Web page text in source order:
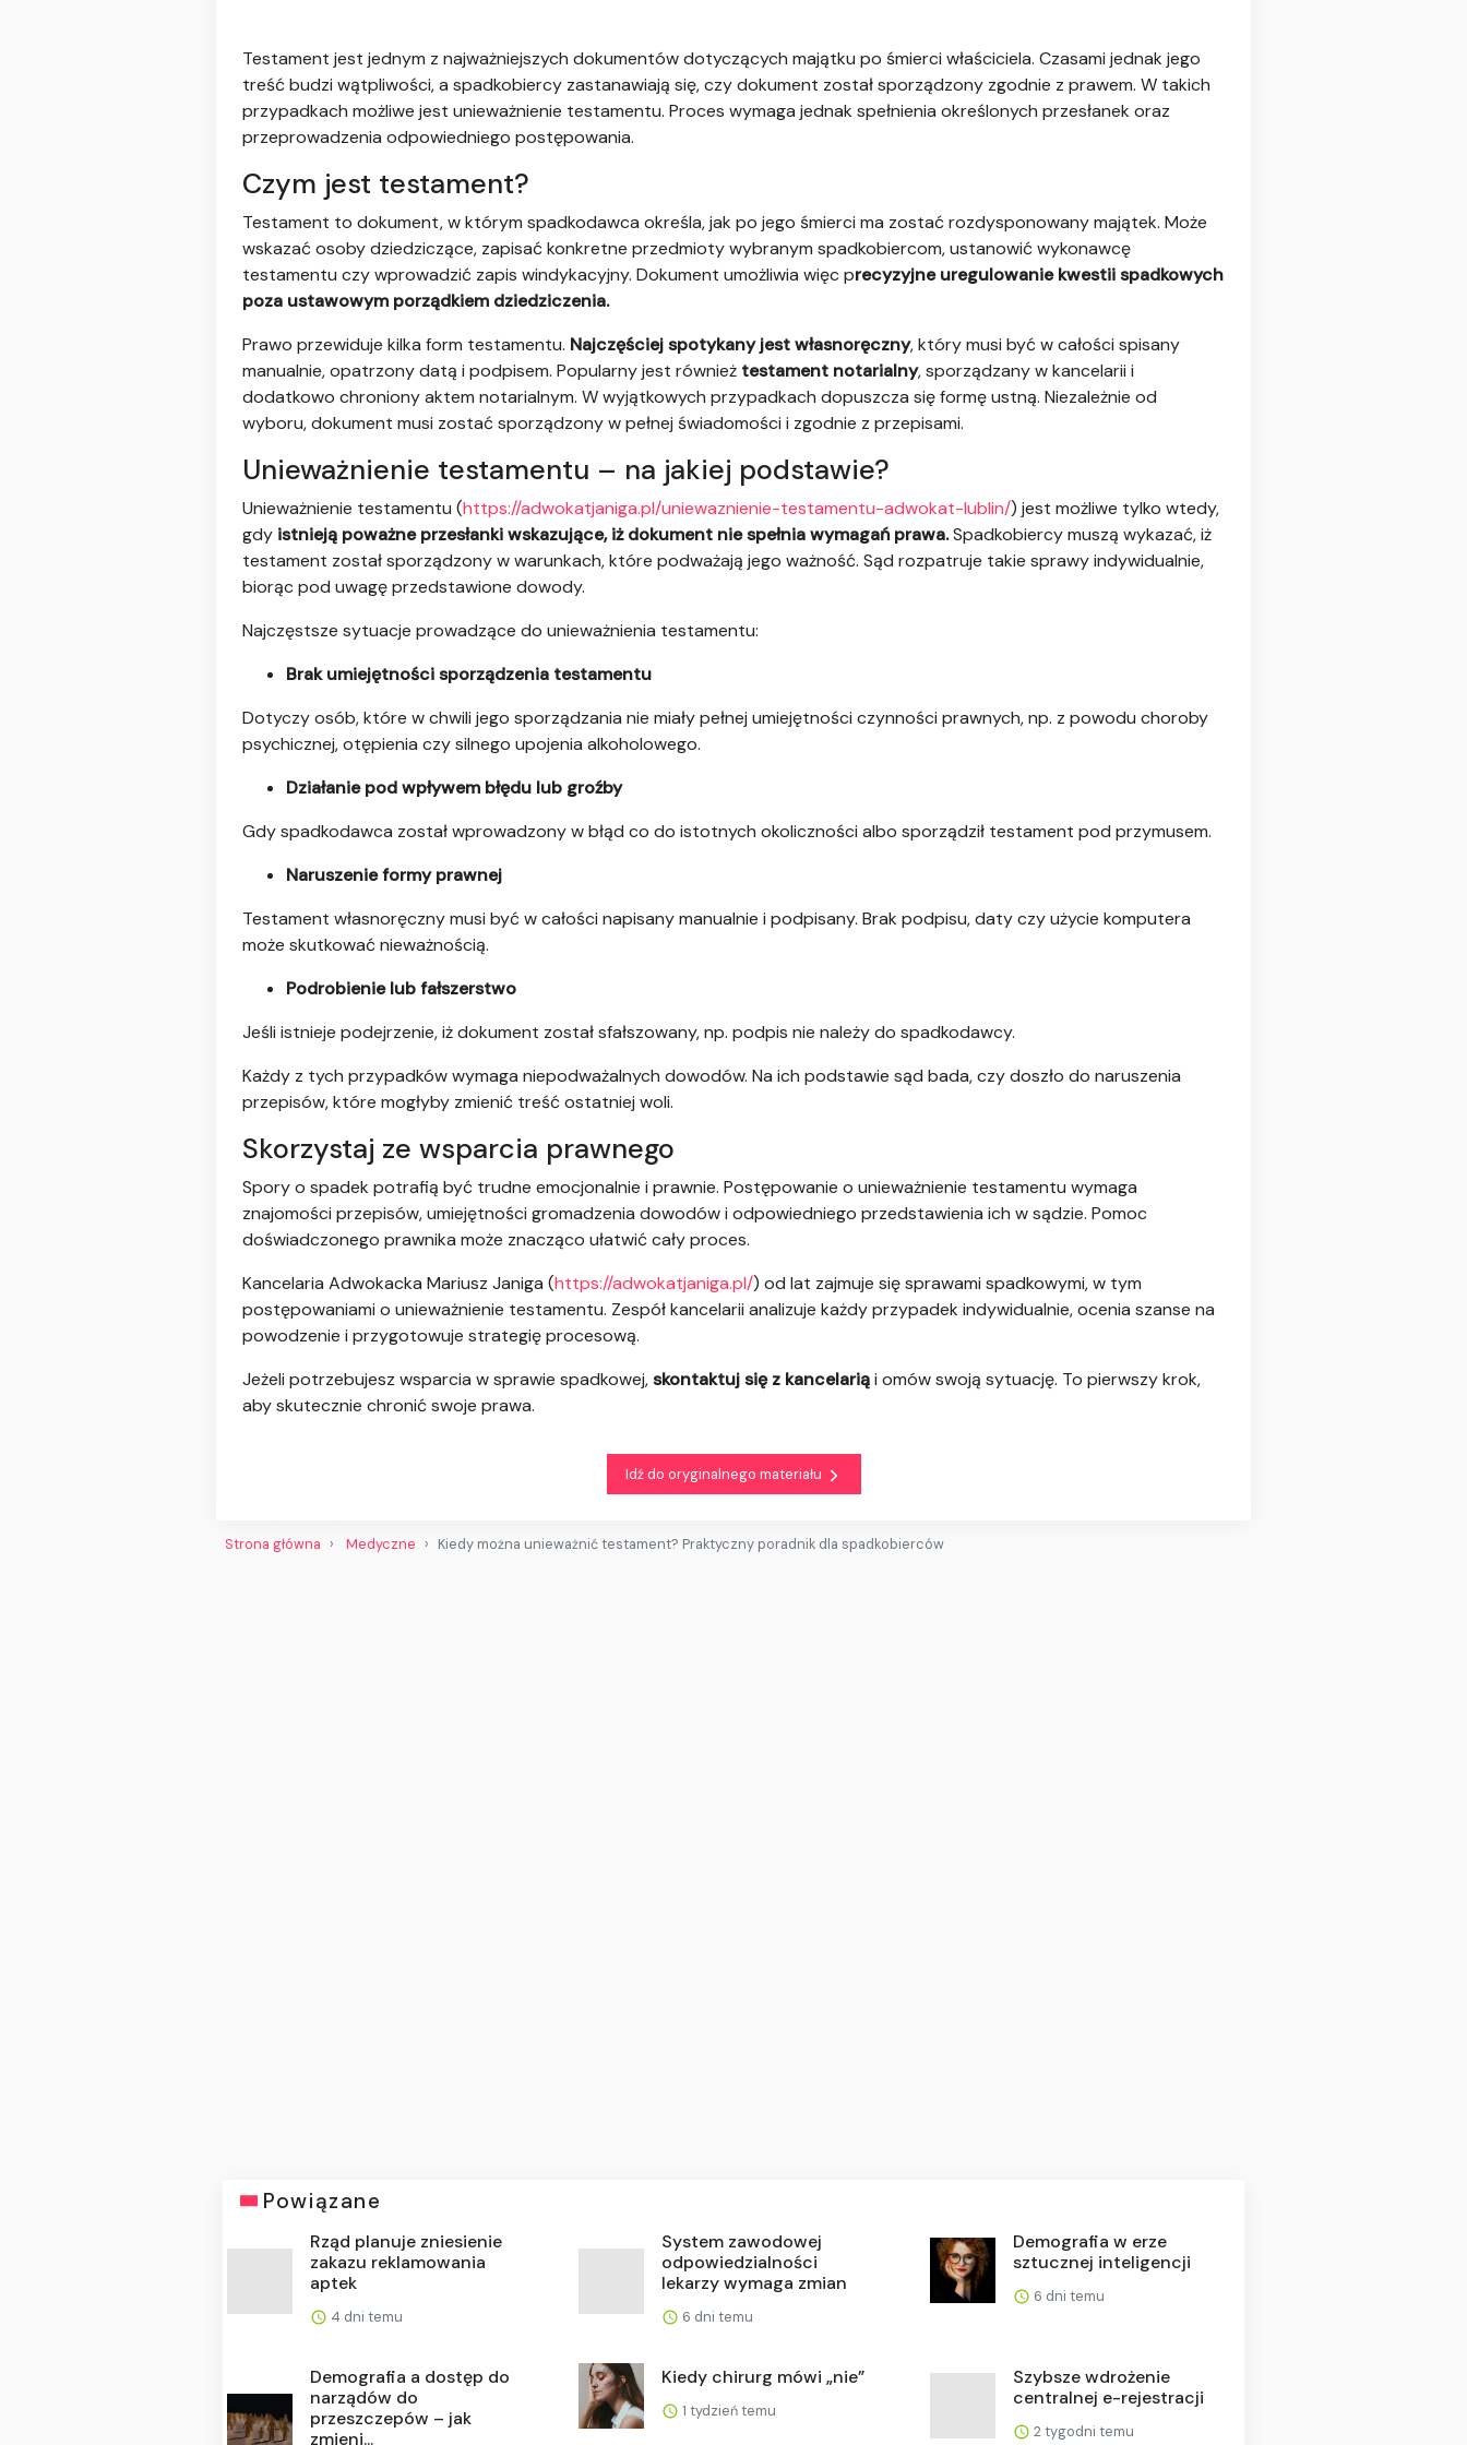
Testament jest jednym z najważniejszych dokumentów dotyczących majątku po śmierci właściciela. Czasami jednak jego
treść budzi wątpliwości, a spadkobiercy zastanawiają się, czy dokument został sporządzony zgodnie z prawem. W takich
przypadkach możliwe jest unieważnienie testamentu. Proces wymaga jednak spełnienia określonych przesłanek oraz
przeprowadzenia odpowiedniego postępowania.
Czym jest testament?
Testament to dokument, w którym spadkodawca określa, jak po jego śmierci ma zostać rozdysponowany majątek. Może
wskazać osoby dziedziczące, zapisać konkretne przedmioty wybranym spadkobiercom, ustanowić wykonawcę
testamentu czy wprowadzić zapis windykacyjny. Dokument umożliwia więc precyzyjne uregulowanie kwestii spadkowych
poza ustawowym porządkiem dziedziczenia.
Prawo przewiduje kilka form testamentu. Najczęściej spotykany jest własnoręczny, który musi być w całości spisany
manualnie, opatrzony datą i podpisem. Popularny jest również testament notarialny, sporządzany w kancelarii i
dodatkowo chroniony aktem notarialnym. W wyjątkowych przypadkach dopuszcza się formę ustną. Niezależnie od
wyboru, dokument musi zostać sporządzony w pełnej świadomości i zgodnie z przepisami.
Unieważnienie testamentu – na jakiej podstawie?
Unieważnienie testamentu (https://adwokatjaniga.pl/uniewaznienie-testamentu-adwokat-lublin/) jest możliwe tylko wtedy,
gdy istnieją poważne przesłanki wskazujące, iż dokument nie spełnia wymagań prawa.Spadkobiercy muszą wykazać, iż
testament został sporządzony w warunkach, które podważają jego ważność. Sąd rozpatruje takie sprawy indywidualnie,
biorąc pod uwagę przedstawione dowody.
Najczęstsze sytuacje prowadzące do unieważnienia testamentu:
Brak umiejętności sporządzenia testamentu
Dotyczy osób, które w chwili jego sporządzania nie miały pełnej umiejętności czynności prawnych, np. z powodu choroby
psychicznej, otępienia czy silnego upojenia alkoholowego.
Działanie pod wpływem błędu lub groźby
Gdy spadkodawca został wprowadzony w błąd co do istotnych okoliczności albo sporządził testament pod przymusem.
Naruszenie formy prawnej
Testament własnoręczny musi być w całości napisany manualnie i podpisany. Brak podpisu, daty czy użycie komputera
może skutkować nieważnością.
Podrobienie lub fałszerstwo
Jeśli istnieje podejrzenie, iż dokument został sfałszowany, np. podpis nie należy do spadkodawcy.
Każdy z tych przypadków wymaga niepodważalnych dowodów. Na ich podstawie sąd bada, czy doszło do naruszenia
przepisów, które mogłyby zmienić treść ostatniej woli.
Skorzystaj ze wsparcia prawnego
Spory o spadek potrafią być trudne emocjonalnie i prawnie. Postępowanie o unieważnienie testamentu wymaga
znajomości przepisów, umiejętności gromadzenia dowodów i odpowiedniego przedstawienia ich w sądzie. Pomoc
doświadczonego prawnika może znacząco ułatwić cały proces.
Kancelaria Adwokacka Mariusz Janiga (https://adwokatjaniga.pl/) od lat zajmuje się sprawami spadkowymi, w tym
postępowaniami o unieważnienie testamentu. Zespół kancelarii analizuje każdy przypadek indywidualnie, ocenia szanse na
powodzenie i przygotowuje strategię procesową.
Jeżeli potrzebujesz wsparcia w sprawie spadkowej,skontaktuj się z kancelariąi omów swoją sytuację. To pierwszy krok,
aby skutecznie chronić swoje prawa.
Idź do oryginalnego materiału
Strona główna Medyczne Kiedy można unieważnić testament? Praktyczny poradnik dla spadkobierców
Powiązane
Rząd planuje zniesienie
zakazu reklamowania
aptek
4 dni temu
System zawodowej
odpowiedzialności
lekarzy wymaga zmian
6 dni temu
Demografia w erze
sztucznej inteligencji
6 dni temu
Demografia a dostęp do
narządów do
przeszczepów – jak
zmieni...
Kiedy chirurg mówi „nie”
1 tydzień temu
Szybsze wdrożenie
centralnej e-rejestracji
2 tygodni temu